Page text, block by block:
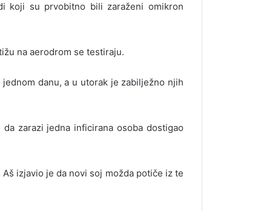
koji su prvobitno bili zaraženi omikron
na aerodrom se testiraju.
danu, a u utorak je zabilježno njih
zarazi jedna inficirana osoba dostigao
izjavio je da novi soj možda potiče iz te